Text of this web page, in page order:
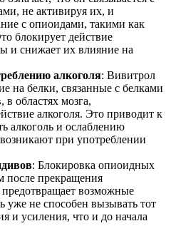
не активируя их, и
с опиоидами, такими как
блокирует действие
и снижает их влияние на
алкоголя: Вивитрол
на белки, связанные с белками
областях мозга,
алкоголя. Это приводит к
алкоголь и ослаблению
при употреблении
: Блокировка опиоидных
после прекращения
предотвращает возможные
уже не способен вызывать тот
и усиления, что и до начала